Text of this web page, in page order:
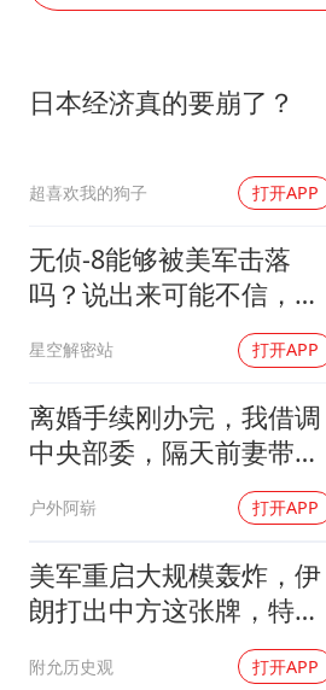
日本经济真的要崩了？
超喜欢我的狗子 打开APP
无侦-8能够被美军击落
吗？说出来可能不信，无
侦-8本身就是无解的阳
谋，美军打不打都得吃大
亏
星空解密站 打开APP
离婚手续刚办完，我借调
中央部委，隔天前妻带新
户外阿崭 打开APP
美军重启大规模轰炸，伊
朗打出中方这张牌，特朗
附允历史观 打开APP